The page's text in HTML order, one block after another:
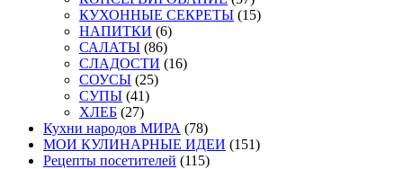
КУХОННЫЕ СЕКРЕТЫ (15)
НАПИТКИ (6)
САЛАТЫ (86)
СЛАДОСТИ (16)
СОУСЫ (25)
СУПЫ (41)
ХЛЕБ (27)
Кухни народов МИРА (78)
МОИ КУЛИНАРНЫЕ ИДЕИ (151)
Рецепты посетителей (115)